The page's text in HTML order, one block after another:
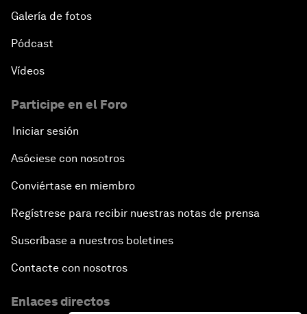
Galería de fotos
Pódcast
Vídeos
Participe en el Foro
Iniciar sesión
Asóciese con nosotros
Conviértase en miembro
Regístrese para recibir nuestras notas de prensa
Suscríbase a nuestros boletines
Contacte con nosotros
Enlaces directos